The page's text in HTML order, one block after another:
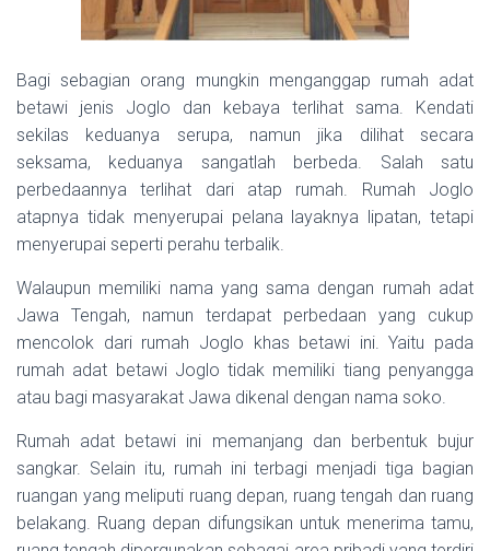
Bagi sebagian orang mungkin menganggap rumah adat
betawi jenis Joglo dan kebaya terlihat sama. Kendati
sekilas keduanya serupa, namun jika dilihat secara
seksama, keduanya sangatlah berbeda. Salah satu
perbedaannya terlihat dari atap rumah. Rumah Joglo
atapnya tidak menyerupai pelana layaknya lipatan, tetapi
menyerupai seperti perahu terbalik.
Walaupun memiliki nama yang sama dengan rumah adat
Jawa Tengah, namun terdapat perbedaan yang cukup
mencolok dari rumah Joglo khas betawi ini. Yaitu pada
rumah adat betawi Joglo tidak memiliki tiang penyangga
atau bagi masyarakat Jawa dikenal dengan nama soko.
Rumah adat betawi ini memanjang dan berbentuk bujur
sangkar. Selain itu, rumah ini terbagi menjadi tiga bagian
ruangan yang meliputi ruang depan, ruang tengah dan ruang
belakang. Ruang depan difungsikan untuk menerima tamu,